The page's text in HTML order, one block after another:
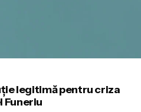
legitimă pentru criza
Funeriu